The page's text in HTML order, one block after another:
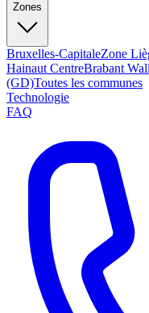
Zones
Bruxelles-CapitaleZone
Hainaut CentreBrabant
(GD)Toutes les communes
Technologie
FAQ